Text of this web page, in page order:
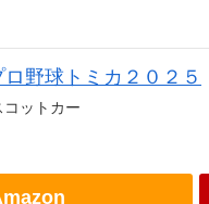
野球トミカ２０２５
コットカー